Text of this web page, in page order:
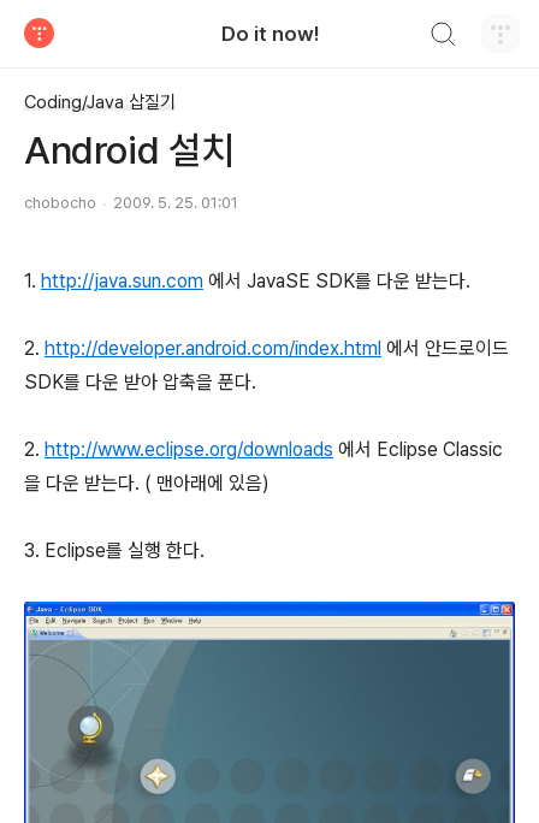
Do it now!
Coding/Java 삽질기
Android 설치
chobocho 2009. 5. 25. 01:01
1. http://java.sun.com 에서 JavaSE SDK를 다운 받는다.
2. http://developer.android.com/index.html 에서 안드로이드
SDK를 다운 받아 압축을 푼다.
2. http://www.eclipse.org/downloads 에서 Eclipse Classic
을 다운 받는다. ( 맨아래에 있음)
3. Eclipse를 실행 한다.